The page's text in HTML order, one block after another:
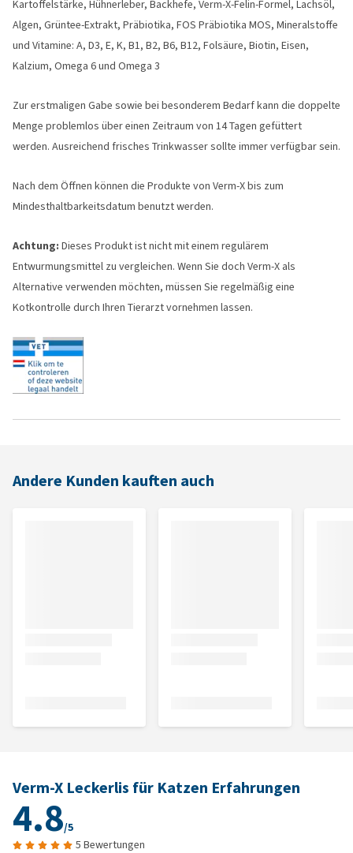
Kartoffelstärke, Hühnerleber, Backhefe, Verm-X-Felin-Formel, Lachsöl,
Algen, Grüntee-Extrakt, Präbiotika, FOS Präbiotika MOS, Mineralstoffe
und Vitamine: A, D3, E, K, B1, B2, B6, B12, Folsäure, Biotin, Eisen,
Kalzium, Omega 6 und Omega 3
Zur erstmaligen Gabe sowie bei besonderem Bedarf kann die doppelte
Menge problemlos über einen Zeitraum von 14 Tagen gefüttert
werden. Ausreichend frisches Trinkwasser sollte immer verfügbar sein.
Nach dem Öffnen können die Produkte von Verm-X bis zum
Mindesthaltbarkeitsdatum benutzt werden.
Achtung: Dieses Produkt ist nicht mit einem regulärem
Entwurmungsmittel zu vergleichen. Wenn Sie doch Verm-X als
Alternative verwenden möchten, müssen Sie regelmäßig eine
Kotkontrolle durch Ihren Tierarzt vornehmen lassen.
Andere Kunden kauften auch
Verm-X Leckerlis für Katzen Erfahrungen
4.8/5
5 Bewertungen